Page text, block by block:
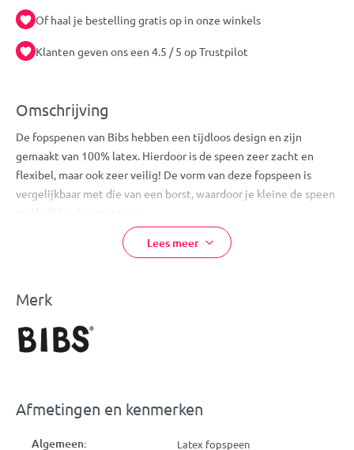
Of haal je bestelling gratis op in onze winkels
Klanten geven ons een 4.5 / 5 op Trustpilot
Omschrijving
De fopspenen van Bibs hebben een tijdloos design en zijn
gemaakt van 100% latex. Hierdoor is de speen zeer zacht en
flexibel, maar ook zeer veilig! De vorm van deze fopspeen is
vergelijkbaar met die van een borst, waardoor je kleine de speen
Doordat deze speen niet op de huid rondom de mond van je
kleine ligt, zal hij/zij niet gauw last krijgen van huidirritatie.
vervangen.
Eigenschappen:
Bibs Fopspeen
Wordt gemakkelijk geaccepteerd
Lees meer
Merk
Afmetingen en kenmerken
Algemeen: Latex fopspeen